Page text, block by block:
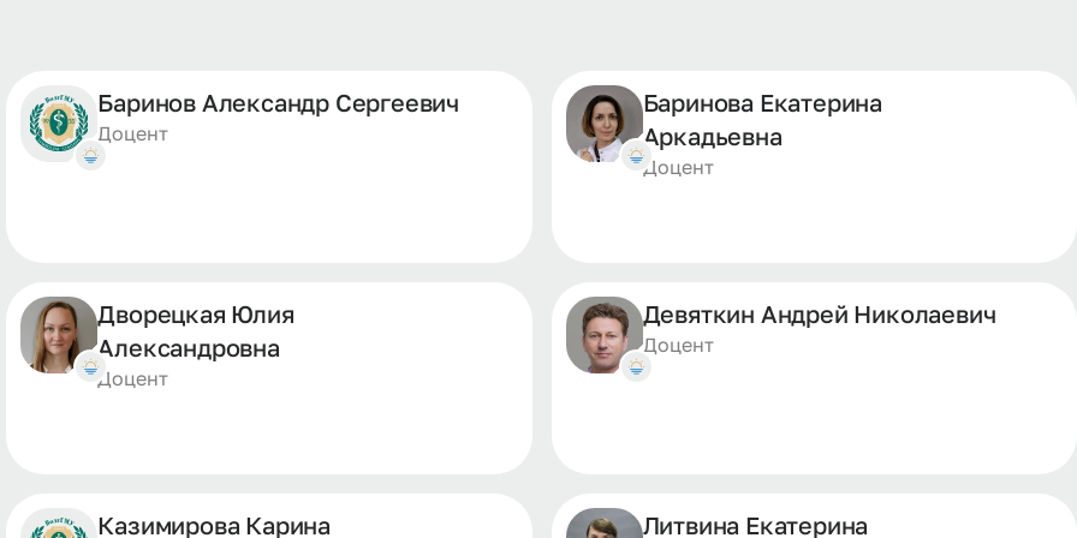
Баринов Александр Сергеевич
Доцент
Баринова Екатерина
Аркадьевна
Доцент
Дворецкая Юлия
Александровна
Доцент
Девяткин Андрей Николаевич
Доцент
Казимирова Карина Литвина Екатерина